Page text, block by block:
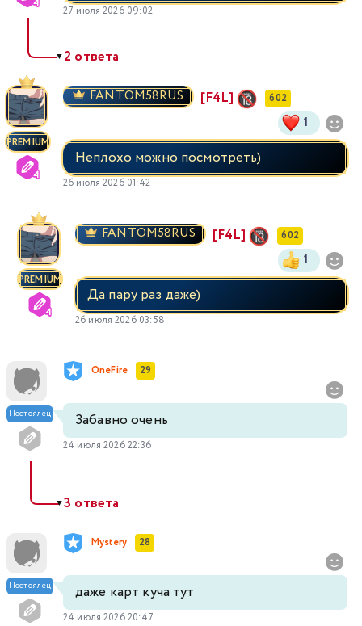
27 июля 2026 09:02
▼2 ответа
PREMIUM
FANTOM58RUS [F4L] 602
1
Неплохо можно посмотреть)
26 июля 2026 01:42
PREMIUM
FANTOM58RUS [F4L] 602
1
Да пару раз даже)
26 июля 2026 03:58
Постоялец
OneFire 29
Забавно очень
24 июля 2026 22:36
▼3 ответа
Постоялец
Mystery 28
даже карт куча тут
24 июля 2026 20:47